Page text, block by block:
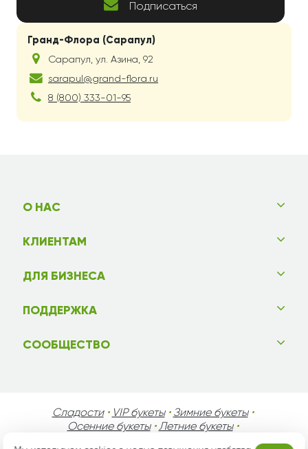
Гранд-Флора (Сарапул)
Сарапул ул. Азина, 92
sarapul@grand-flora.ru
8 (800) 333-01-95
Подписаться
О НАС
КЛИЕНТАМ
ДЛЯ БИЗНЕСА
ПОДДЕРЖКА
СООБЩЕСТВО
Сладости• VIP букеты• Зимние букеты•
Осенние букеты•Летние букеты•
День Святого Валентина•